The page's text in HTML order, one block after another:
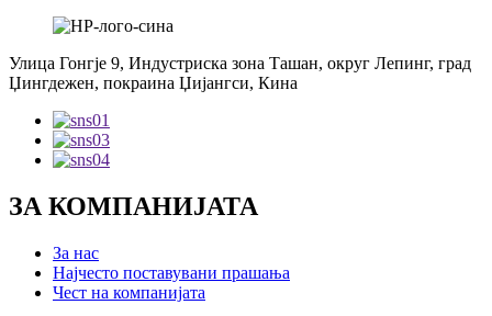
Улица Гонгје 9, Индустриска зона Ташан, округ Лепинг, град
Џингдежен, покраина Џијангси, Кина
ЗА КОМПАНИЈАТА
За нас
Најчесто поставувани прашања
Чест на компанијата